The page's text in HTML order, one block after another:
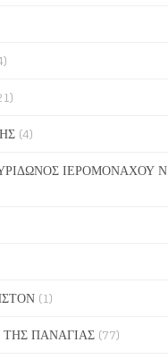
(4)
ΙΕΡΟΜΟΝΑΧΟΥ
(1)
ΤΗΣ ΠΑΝΑΓΙΑΣ (77)